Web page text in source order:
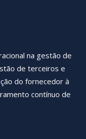
na gestão de
de terceiros e
do fornecedor à
contínuo de